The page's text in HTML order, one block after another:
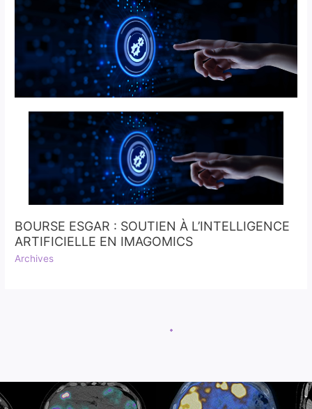
BOURSE ESGAR : SOUTIEN À L’INTELLIGENCE
ARTIFICIELLE EN IMAGOMICS
Archives